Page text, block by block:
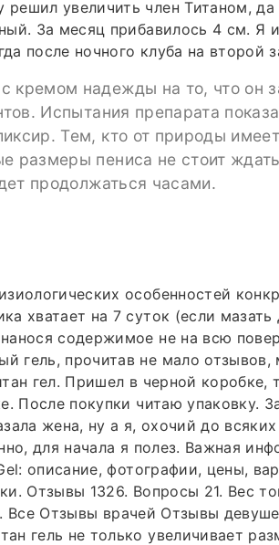
увеличить член Титаном, да
За месяц прибавилось 4 см. Я
после ночного клуба на второй
кремом надежды на то, что он
Испытания препарата
Тем, кто от природы
размеры пениса не стоит
продолжаться часами.
особенностей
хватает на 7 суток (если
содержимое не на всю
гель, прочитав не мало отзывов,
гел. Пришел в черной коробке,
После покупки читаю упаковку.
жена, ну а я, охочий до
для начала я полез. Важная
описание, фотографии, цены,
Отзывы 1326. Вопросы 21. Вес
Все Отзывы врачей Отзывы
гель не только увеличивает